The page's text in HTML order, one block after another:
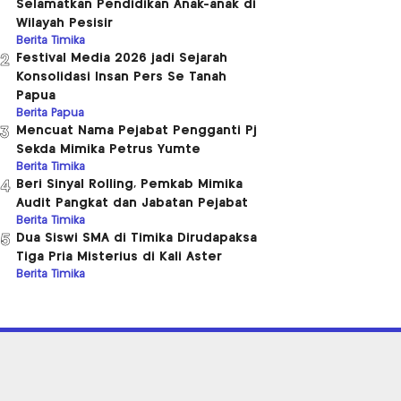
Selamatkan Pendidikan Anak-anak di
Wilayah Pesisir
Berita Timika
Festival Media 2026 jadi Sejarah
Konsolidasi Insan Pers Se Tanah
Papua
Berita Papua
Mencuat Nama Pejabat Pengganti Pj
Sekda Mimika Petrus Yumte
Berita Timika
Beri Sinyal Rolling, Pemkab Mimika
Audit Pangkat dan Jabatan Pejabat
Berita Timika
Dua Siswi SMA di Timika Dirudapaksa
Tiga Pria Misterius di Kali Aster
Berita Timika